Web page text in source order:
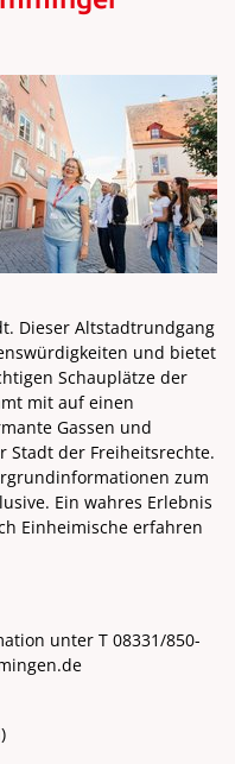
Dieser Altstadtrundgang
und bietet
Schauplätze der
mit auf einen
Gassen und
Stadt der Freiheitsrechte.
zum
Ein wahres Erlebnis
Einheimische erfahren
unter T 08331/850-